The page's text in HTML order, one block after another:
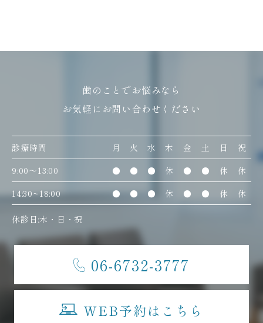
歯のことでお悩みなら
お気軽にお問い合わせください
診療時間 月 火 水 木 金 土 日
祝
9:00〜13:00
● ● ● 休 ● ● 休
休
14:30~18:00
● ● ● 休 ● ● 休 休
休診日:木・日・祝
06-6732-3777
WEB予約はこちら